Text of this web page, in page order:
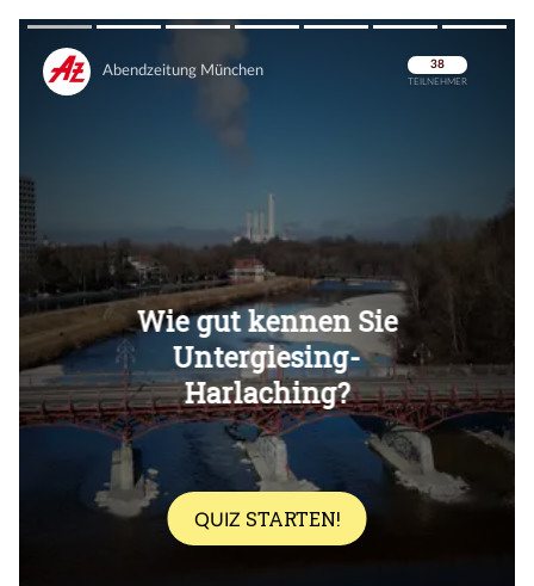
Überspringen
Überspringen